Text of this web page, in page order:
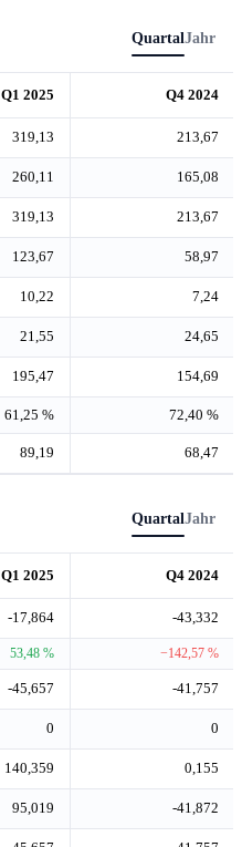
QuartalJahr
Q1 2025 Q4 2024
319,13 213,67
260,11 165,08
319,13 213,67
123,67 58,97
10,22 7,24
21,55 24,65
195,47 154,69
61,25 % 72,40 %
89,19 68,47
QuartalJahr
Q1 2025 Q4 2024
-17,864 -43,332
53,48 % −142,57 %
-45,657 -41,757
0 0
140,359 0,155
95,019 -41,872